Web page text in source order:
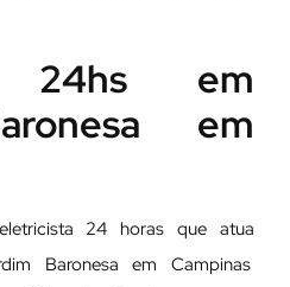
24hs em
em
24 horas que atua
Baronesa em Campinas